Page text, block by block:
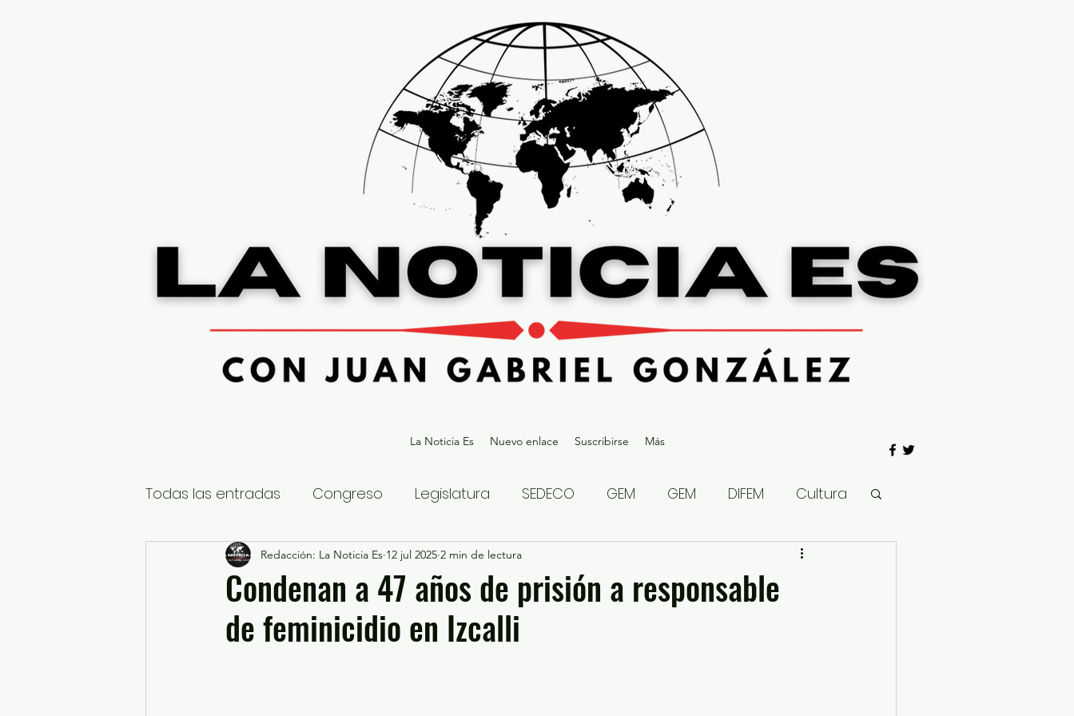
La Noticia Es Nuevo enlace Suscribirse Más
Todas las entradas Congreso Legislatura SEDECO GEM GEM DIFEM Cultura
Nacional Estatal Gubernatura Edoméx 2023
Educación y Cultura Seguridad y Justicia Denuncia Ciudadana
Condenan a 47 años de prisión a responsable
de feminicidio en Izcalli
Redacción: La Noticia Es 12 jul 2025 2 min de lectura